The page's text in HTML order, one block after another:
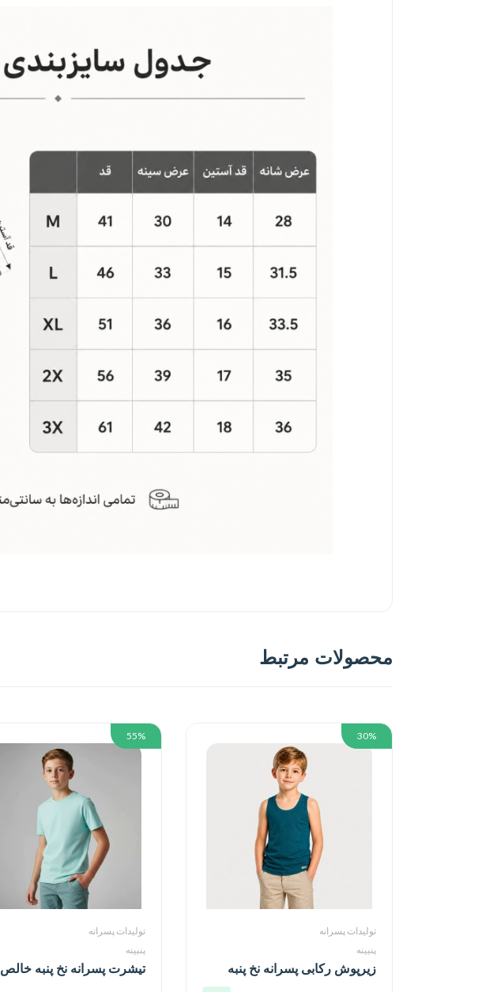
محصولات مرتبط
30%
تولیدات پسرانه
پنبینه
زیرپوش رکابی پسرانه نخ پنبه
55%
تولیدات پسرانه
پنبینه
تیشرت پسرانه نخ پنبه خالص